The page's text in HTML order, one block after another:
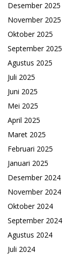
Desember 2025
November 2025
Oktober 2025
September 2025
Agustus 2025
Juli 2025
Juni 2025
Mei 2025
April 2025
Maret 2025
Februari 2025
Januari 2025
Desember 2024
November 2024
Oktober 2024
September 2024
Agustus 2024
Juli 2024